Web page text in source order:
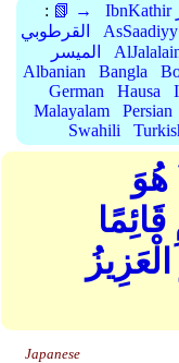
: 📗 →
القرطوبي
الميسر
Albanian
Bangla
German
Hausa
Malayalam
Persian
Swahili
هُوَ
Japanese